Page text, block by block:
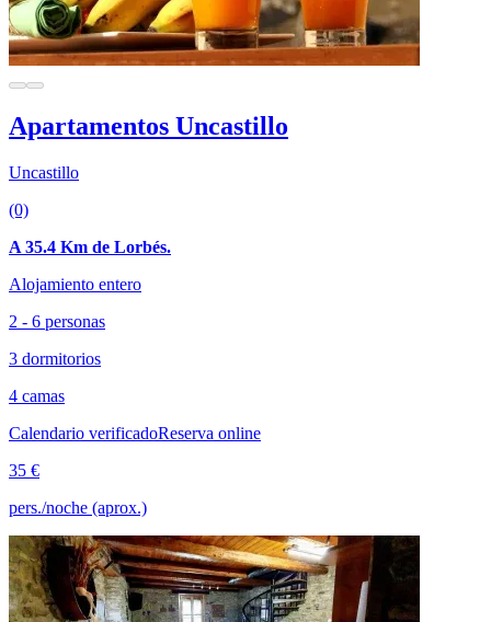
Apartamentos Uncastillo
Uncastillo
(0)
A 35.4 Km de Lorbés.
Alojamiento entero
2 - 6 personas
3 dormitorios
4 camas
Calendario verificadoReserva online
35 €
pers./noche (aprox.)